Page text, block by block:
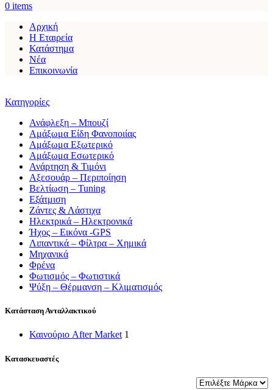
0 items
Αρχική
Η Εταιρεία
Κατάστημα
Νέα
Επικοινωνία
Κατηγορίες
Ανάφλεξη – Μπουζί
Αμάξωμα Είδη Φανοποιίας
Αμάξωμα Εξωτερικό
Αμάξωμα Εσωτερικό
Ανάρτηση & Τιμόνι
Αξεσουάρ – Περιποίηση
Βελτίωση – Tuning
Εξάτμιση
Ζάντες & Λάστιχα
Ηλεκτρικά – Ηλεκτρονικά
Ήχος – Εικόνα -GPS
Λιπαντικά – Φίλτρα – Χημικά
Μηχανικά
Φρένα
Φωτισμός – Φωτιστικά
Ψύξη – Θέρμανση – Κλιματισμός
Κατάσταση Ανταλλακτικού
Καινούριο After Market 1
Κατασκευαστές